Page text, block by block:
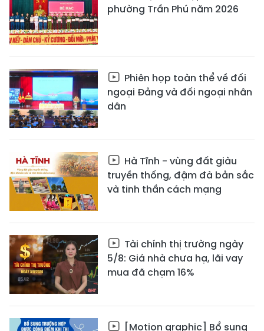
phường Trần Phú năm 2026
Phiên họp toàn thể về đối
ngoại Đảng và đối ngoại nhân
dân
Hà Tĩnh - vùng đất giàu
truyền thống, đậm đà bản sắc
và tinh thần cách mạng
Tài chính thị trường ngày
5/8: Giá nhà chưa hạ, lãi vay
mua đã chạm 16%
[Motion graphic] Bổ sung